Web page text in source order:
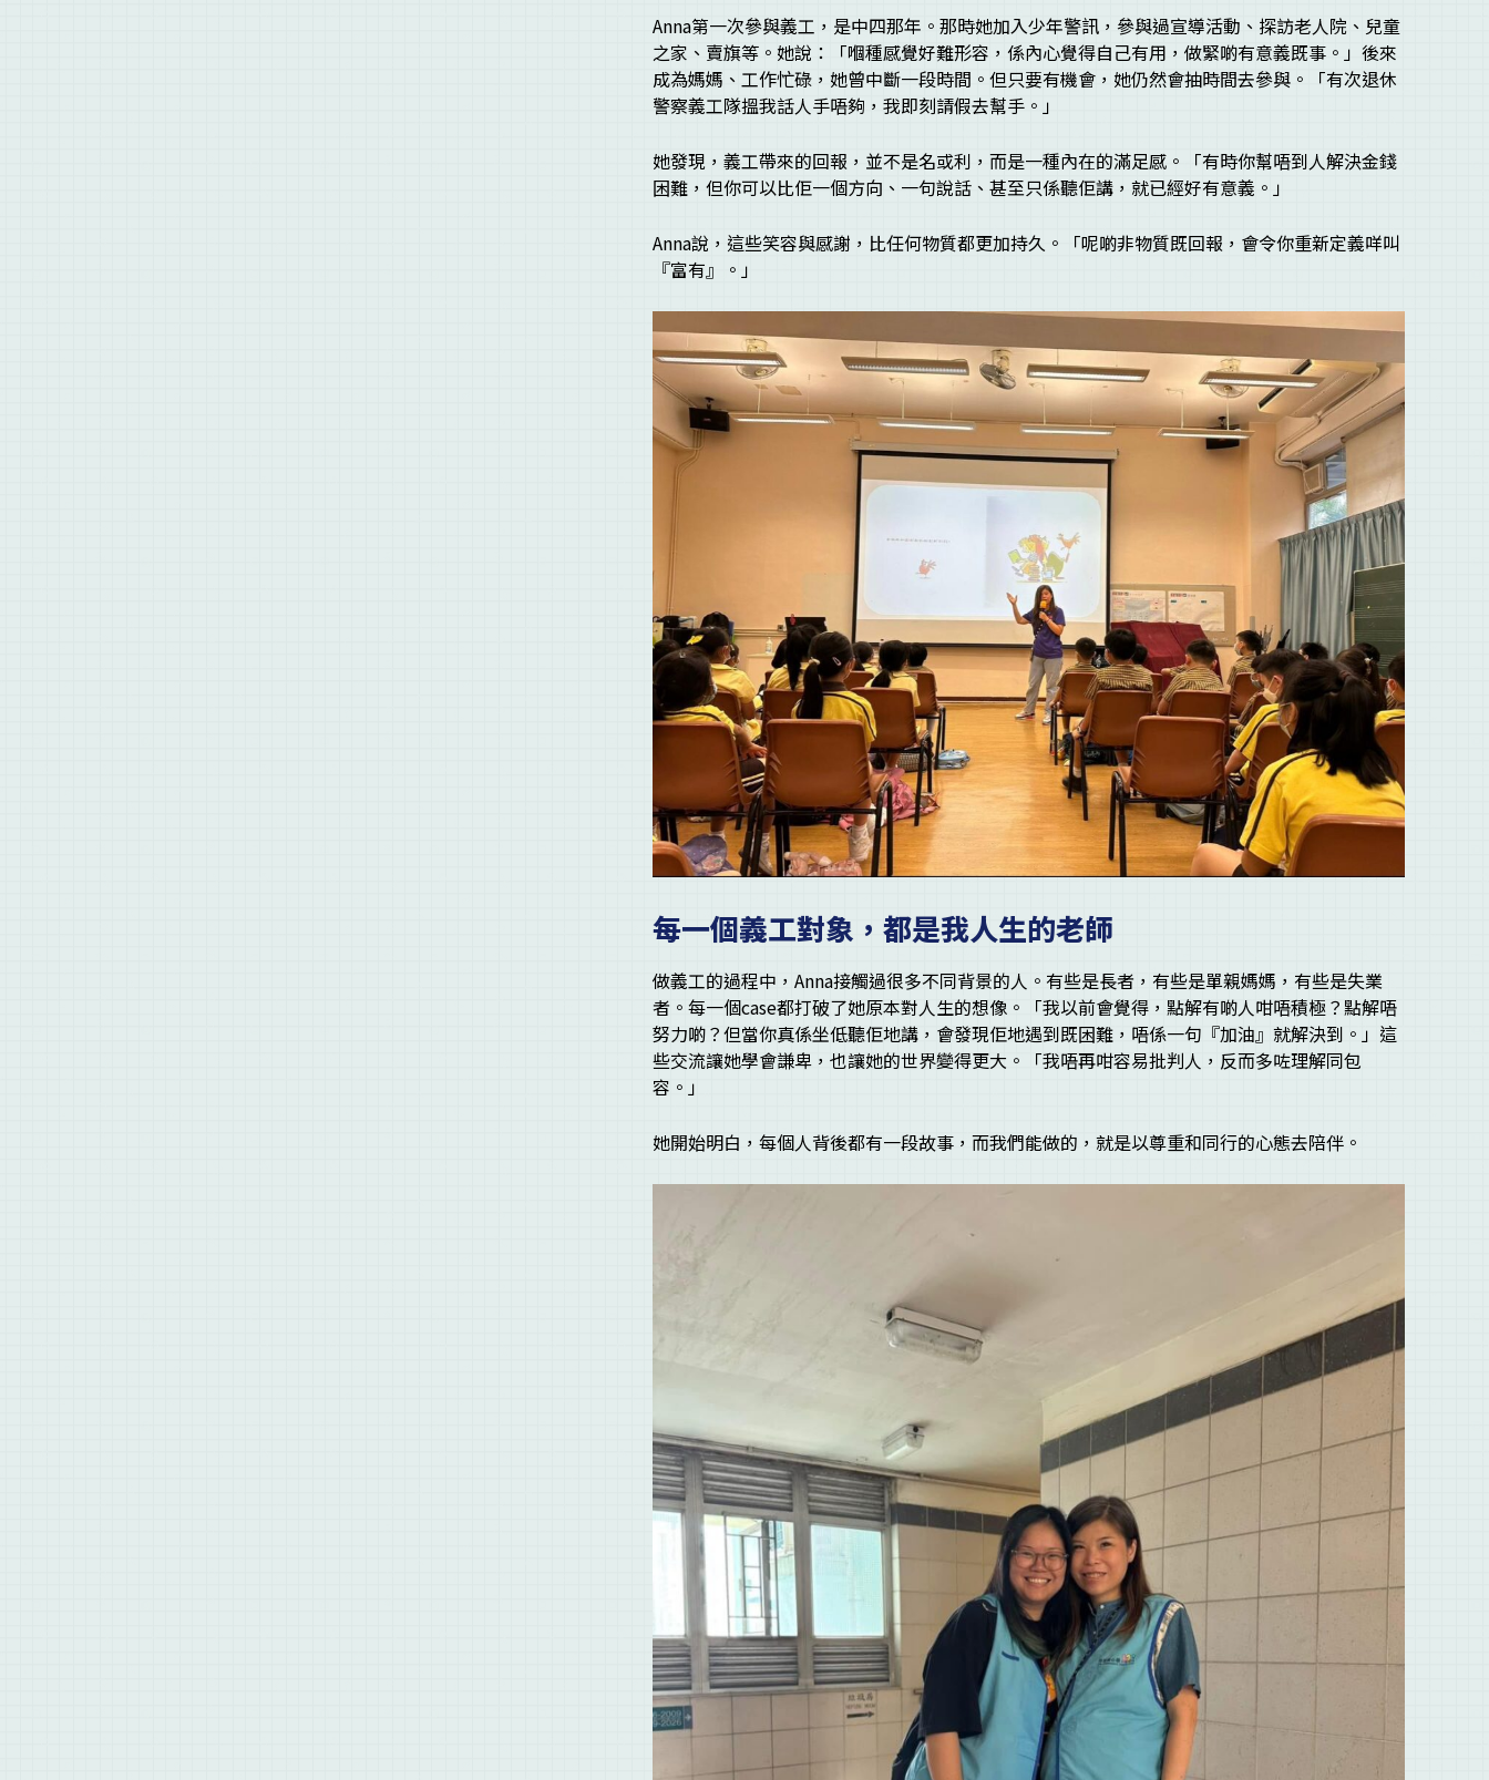
Anna第一次參與義工，是中四那年。那時她加入少年警訊，參與過宣導活動、探訪老人院、兒童
之家、賣旗等。她說：「嗰種感覺好難形容，係內心覺得自己有用，做緊啲有意義既事。」後來
成為媽媽、工作忙碌，她曾中斷一段時間。但只要有機會，她仍然會抽時間去參與。「有次退休
警察義工隊搵我話人手唔夠，我即刻請假去幫手。」
她發現，義工帶來的回報，並不是名或利，而是一種內在的滿足感。「有時你幫唔到人解決金錢
困難，但你可以比佢一個方向、一句說話、甚至只係聽佢講，就已經好有意義。」
Anna說，這些笑容與感謝，比任何物質都更加持久。「呢啲非物質既回報，會令你重新定義咩叫
『富有』。」
每一個義工對象，都是我人生的老師
做義工的過程中，Anna接觸過很多不同背景的人。有些是長者，有些是單親媽媽，有些是失業
者。每一個case都打破了她原本對人生的想像。「我以前會覺得，點解有啲人咁唔積極？點解唔
努力啲？但當你真係坐低聽佢地講，會發現佢地遇到既困難，唔係一句『加油』就解決到。」這
些交流讓她學會謙卑，也讓她的世界變得更大。「我唔再咁容易批判人，反而多咗理解同包
容。」
她開始明白，每個人背後都有一段故事，而我們能做的，就是以尊重和同行的心態去陪伴。